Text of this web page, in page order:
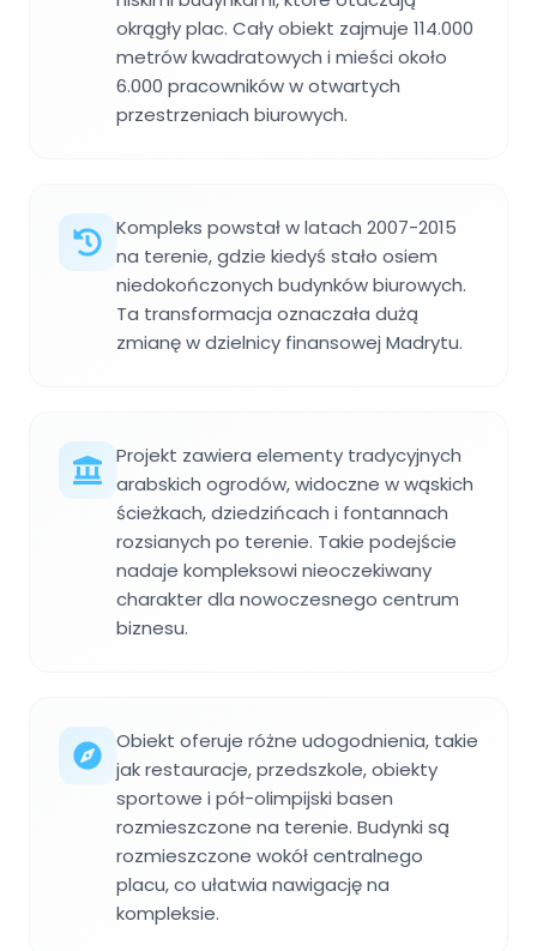
okrągły plac. Cały obiekt zajmuje 114.000
metrów kwadratowych i mieści około
6.000 pracowników w otwartych
przestrzeniach biurowych.
Kompleks powstał w latach 2007-2015
na terenie, gdzie kiedyś stało osiem
niedokończonych budynków biurowych.
Ta transformacja oznaczała dużą
zmianę w dzielnicy finansowej Madrytu.
Projekt zawiera elementy tradycyjnych
arabskich ogrodów, widoczne w wąskich
ścieżkach, dziedzińcach i fontannach
rozsianych po terenie. Takie podejście
nadaje kompleksowi nieoczekiwany
charakter dla nowoczesnego centrum
biznesu.
Obiekt oferuje różne udogodnienia, takie
jak restauracje, przedszkole, obiekty
sportowe i pół-olimpijski basen
rozmieszczone na terenie. Budynki są
rozmieszczone wokół centralnego
placu, co ułatwia nawigację na
kompleksie.